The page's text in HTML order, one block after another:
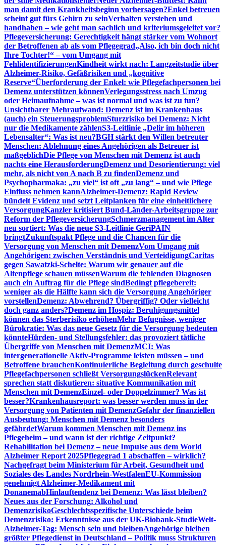
man damit den Krankheitsbeginn vorhersagen?Enkel betreuen
scheint gut fürs Gehirn zu seinVerhalten verstehen und
handhaben – wie geht man sachlich und kriteriumsgeleitet vor?
Pflegeversicherung: Gerechtigkeit hängt stärker vom Wohnort
der Betroffenen ab als vom Pflegegrad„Also, ich bin doch nicht
Ihre Tochter!“ – vom Umgang mit
FehlidentifizierungenKindheit wirkt nach: Langzeitstudie über
Alzheimer-Risiko, Gefäßrisiken und „kognitive
Reserve“Überforderung der Enkel: wie Pflegefachpersonen bei
Demenz unterstützen könnenVerlegungsstress nach Umzug
oder Heimaufnahme – was ist normal und was ist zu tun?
Unsichtbarer Mehraufwand: Demenz ist im Krankenhaus
(auch) ein SteuerungsproblemSturzrisiko bei Demenz: Nicht
nur die Medikamente zählenS3-Leitlinie „Delir im höheren
Lebensalter“: Was ist neu?BGH stärkt den Willen betreuter
Menschen: Ablehnung eines Angehörigen als Betreuer ist
maßgeblichDie Pflege von Menschen mit Demenz ist auch
nachts eine HerausforderungDemenz und Desorientierung: viel
mehr, als nicht von A nach B zu findenDemenz und
Psychopharmaka: „zu viel“ ist oft „zu lang“ – und wie Pflege
Einfluss nehmen kannAlzheimer-Demenz: Rapid Review
bündelt Evidenz und setzt Leitplanken für eine einheitlichere
VersorgungKanzler kritisiert Bund-Länder-Arbeitsgruppe zur
Reform der PflegeversicherungSchmerzmanagement im Alter
neu sortiert: Was die neue S3-Leitlinie GeriPAIN
bringtZukunftspakt Pflege und die Chancen für die
Versorgung von Menschen mit DemenzVom Umgang mit
Angehörigen: zwischen Verständnis und VerteidigungCaritas
gegen Sawatzki-Schelte: Warum wir genauer auf die
Altenpflege schauen müssenWarum die fehlenden Diagnosen
auch ein Auftrag für die Pflege sindBedingt pflegebereit:
weniger als die Hälfte kann sich die Versorgung Angehöriger
vorstellenDemenz: Abwehrend? Übergriffig? Oder vielleicht
doch ganz anders?Demenz im Hospiz: Beruhigungsmittel
können das Sterberisiko erhöhenMehr Befugnisse, weniger
Bürokratie: Was das neue Gesetz für die Versorgung bedeuten
könnteHürden- und Stellungsfehler: das provoziert tätliche
Übergriffe von Menschen mit DemenzMCI: Was
intergenerationelle Aktiv-Programme leisten müssen – und
Betroffene brauchenKontinuierliche Begleitung durch geschulte
Pflegefachpersonen schließt VersorgungslückenRelevant
sprechen statt diskutieren: situative Kommunikation mit
Menschen mit DemenzEinzel- oder Doppelzimmer? Was ist
besser?Krankenhausreport: was besser werden muss in der
Versorgung von Patienten mit DemenzGefahr der finanziellen
Ausbeutung: Menschen mit Demenz besonders
gefährdetWarum kommen Menschen mit Demenz ins
Pflegeheim – und wann ist der richtige Zeitpunkt?
Rehabilitation bei Demenz – neue Impulse aus dem World
Alzheimer Report 2025Pflegegrad 1 abschaffen – wirklich?
Nachgefragt beim Ministerium für Arbeit, Gesundheit und
Soziales des Landes Nordrhein-WestfalenEU-Kommission
genehmigt Alzheimer-Medikament mit
DonanemabHinlauftendenz bei Demenz: Was lässt bleiben?
Neues aus der Forschung: Alkohol und
DemenzrisikoGeschlechtsspezifische Unterschiede beim
Demenzrisiko: Erkenntnisse aus der UK-Biobank-StudieWelt-
Alzheimer-Tag: Mensch sein und bleibenAngehörige bleiben
größter Pflegedienst in Deutschland – Politik muss Strukturen